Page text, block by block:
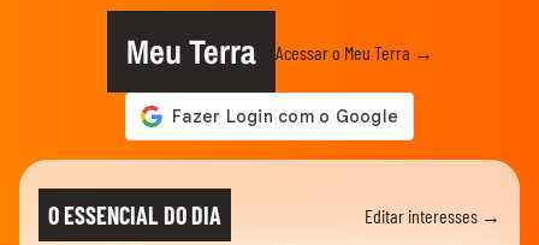
Meu Terra Acessar o Meu Terra →
O ESSENCIAL DO DIA Editar interesses →